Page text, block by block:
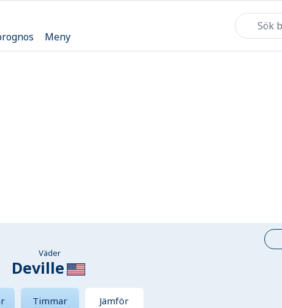
Meny
Väder
Deville
Timmar Jämför